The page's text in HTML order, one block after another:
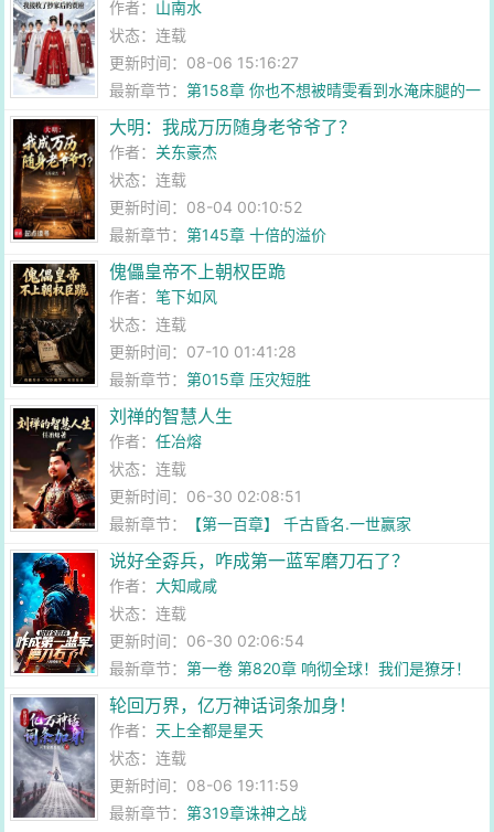
作者： 山南水
状态：连载
更新时间：08-06 15:16:27
最新章节：第158章 你也不想被晴雯看到水淹床腿的一
幕吧
大明：我成万历随身老爷爷了？
作者： 关东豪杰
状态：连载
更新时间：08-04 00:10:52
最新章节：第145章 十倍的溢价
傀儡皇帝不上朝权臣跪
作者：笔下如风
状态：连载
更新时间：07-10 01:41:28
最新章节：第015章 压灾短胜
刘禅的智慧人生
作者：任冶熔
状态：连载
更新时间：06-30 02:08:51
最新章节：
【第一百章】 千古昏名.一世赢家
说好全孬兵，咋成第一蓝军磨刀石了？
作者：大知咸咸
状态：连载
更新时间：06-30 02:06:54
最新章节：第一卷 第820章 响彻全球！我们是獠牙！
轮回万界，亿万神话词条加身！
作者： 天上全都是星天
状态：连载
更新时间：08-06 19:11:59
最新章节：第319章诛神之战